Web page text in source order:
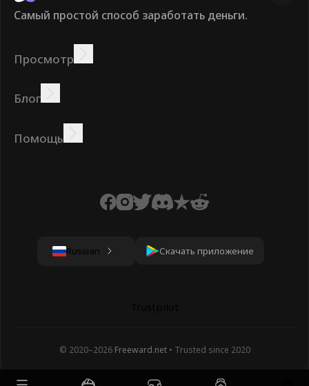
Самый простой способ заработать деньги.
Просмотр
Зарабатывать
Блог
Зарабатывайте онлайн
Помощь
Russian Скачать приложение
© 2020–2026 Freeward.net• Trusted since 2020